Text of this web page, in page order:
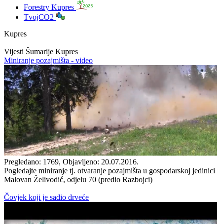
Forestry Kupres
TvojCO2
Kupres
Vijesti Šumarije Kupres
Miniranje pozajmišta - video
Pregledano: 1769, Objavljeno: 20.07.2016.
Pogledajte miniranje tj. otvaranje pozajmišta u gospodarskoj jedinici
Malovan Želivodić, odjelu 70 (predio Razbojci)
Čovjek koji je sadio drveće